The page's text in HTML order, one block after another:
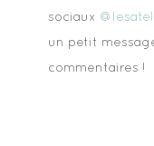
sociaux
un petit
commentaires !